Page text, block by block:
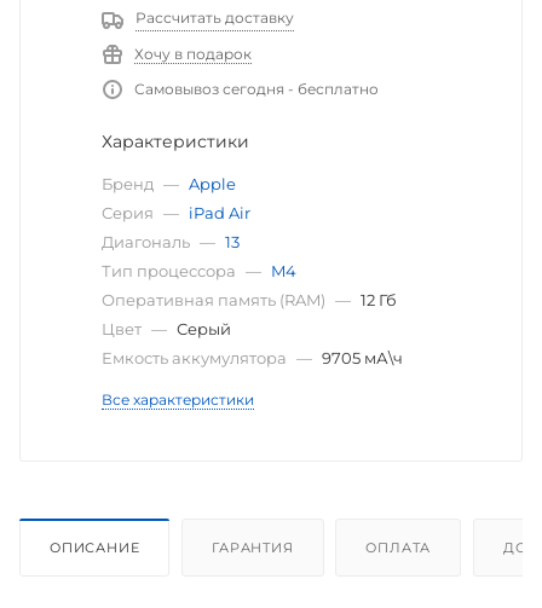
Рассчитать доставку
Хочу в подарок
Самовывоз сегодня - бесплатно
Характеристики
Бренд — Apple
Серия — iPad Air
Диагональ — 13
Тип процессора — M4
Оперативная память (RAM) — 12 Гб
Цвет — Серый
Емкость аккумулятора — 9705 мА\ч
Все характеристики
ОПИСАНИЕ ГАРАНТИЯ ОПЛАТА